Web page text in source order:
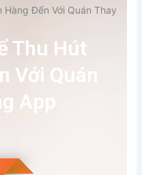
Đến Với Quán Thay
Thu Hút
Với Quán
App